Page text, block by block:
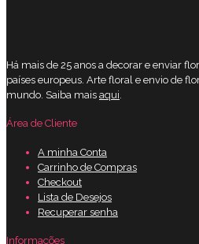
Há mais de 25 anos a decorar e enviar
países europeus. Arte floral e envio de
mundo. Saiba mais aqui.
Área de Cliente
A minha Conta
Carrinho de Compras
Checkout
Lista de Desejos
Recuperar senha
Informações